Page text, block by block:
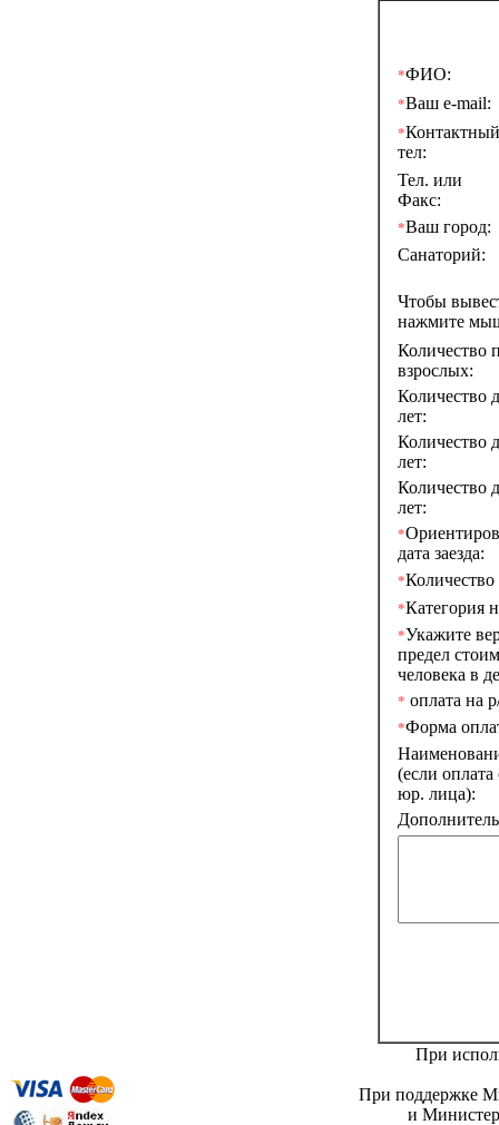
*ФИО:
*Ваш e-mail:
*Контактный
тел:
Тел. или
Факс:
*Ваш город:
Санаторий:
Чтобы
нажмите
Количество
взрослых:
Количество
лет:
Количество
лет:
Количество
лет:
*
дата заезда:
*Количество
*Категория
*Укажите
предел
человека в
* оплата на
*Форма
(если
юр. лица):
При
При поддержке
и